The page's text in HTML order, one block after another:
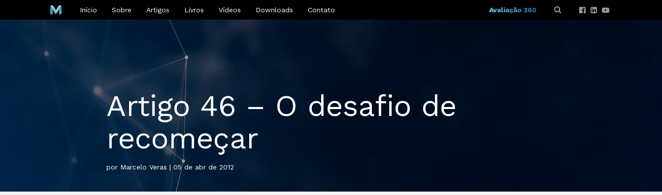
Avaliação 360
Início Sobre Artigos Livros Vídeos Downloads Contato
Artigo 46 – O desafio de
recomeçar
por Marcelo Veras | 05 de abr de 2012